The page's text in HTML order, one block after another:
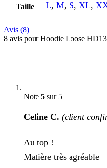
Taille L, M, S, XL,
Avis (8)
8 avis pourHoodie Loose
Note 5 sur 5
Celine C. (client
Au top !
Matière très agréable